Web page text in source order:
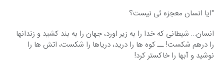
"ایا انسان معجزه ئی نیست؟
انسان… شیطانی که خدا را به زیر اورد، جهان را به بند کشید و زندانها
را درهم شکست! ــ کوه ها را درید، دریاها را شکست، اتش ها را
نوشید و آبها را خاکستر کرد!